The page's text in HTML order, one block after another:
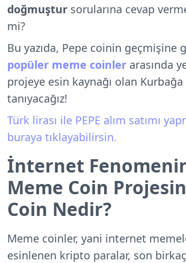
doğmuştur sorularına cevap
mi?
Bu yazıda, Pepe coinin geçmişine
popüler meme coinler arasında
projeye esin kaynağı olan Kurbağa
tanıyacağız!
Türk lirası ile PEPE alım satımı
buraya tıklayabilirsin.
İnternet
Meme Coin
Coin Nedir?
Meme coinler, yani internet
esinlenen kripto paralar, son birkaç